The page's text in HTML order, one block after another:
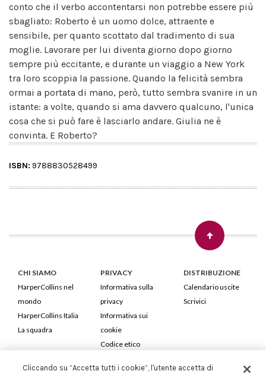
conto che il verbo accontentarsi non potrebbe essere più
sbagliato: Roberto è un uomo dolce, attraente e
sensibile, per quanto scottato dal tradimento di sua
moglie. Lavorare per lui diventa giorno dopo giorno
sempre più eccitante, e durante un viaggio a New York
tra loro scoppia la passione. Quando la felicità sembra
ormai a portata di mano, però, tutto sembra svanire in un
istante: a volte, quando si ama davvero qualcuno, l'unica
cosa che si può fare è lasciarlo andare. Giulia ne è
convinta. E Roberto?
ISBN: 9788830528499
CHI SIAMO
HarperCollins nel
mondo
HarperCollins Italia
La squadra
PRIVACY
Informativa sulla
privacy
Informativa sui
cookie
Codice etico
DISTRIBUZIONE
Calendario uscite
Scrivici
Cliccando su “Accetta tutti i cookie”, l'utente accetta di